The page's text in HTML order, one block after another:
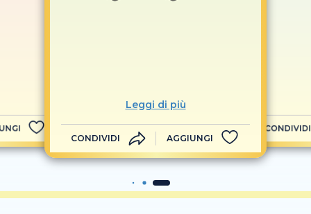
Leggi di più
CONDIVIDI AGGIUNGI
CONDIVIDI